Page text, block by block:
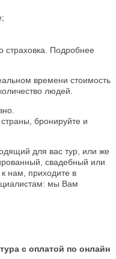
страховка. Подробнее
времени стоимость
людей.
бронируйте и
для вас тур, или же
свадебный или
нам, приходите в
мы Вам
с оплатой по онлайн